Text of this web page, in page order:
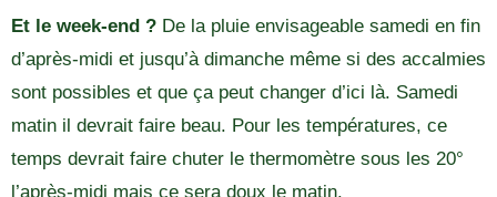
Et le week-end ? De la pluie envisageable samedi en fin
d’après-midi et jusqu’à dimanche même si des accalmies
sont possibles et que ça peut changer d’ici là. Samedi
matin il devrait faire beau. Pour les températures, ce
temps devrait faire chuter le thermomètre sous les 20°
l’après-midi mais ce sera doux le matin.